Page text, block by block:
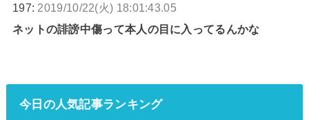
197: 2019/10/22(火) 18:01:43.05
ネットの誹謗中傷って本人の目に入ってるんかな
今日の人気記事ランキング